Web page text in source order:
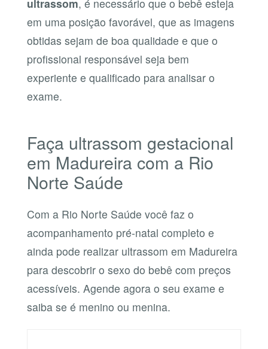
ultrassom, é necessário que o bebê esteja
em uma posição favorável, que as imagens
obtidas sejam de boa qualidade e que o
profissional responsável seja bem
experiente e qualificado para analisar o
exame.
Faça ultrassom gestacional
em Madureira com a Rio
Norte Saúde
Com a Rio Norte Saúde você faz o
acompanhamento pré-natal completo e
ainda pode realizar ultrassom em Madureira
para descobrir o sexo do bebê com preços
acessíveis. Agende agora o seu exame e
saiba se é menino ou menina.